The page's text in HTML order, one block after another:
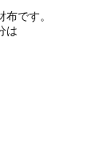
です。
は